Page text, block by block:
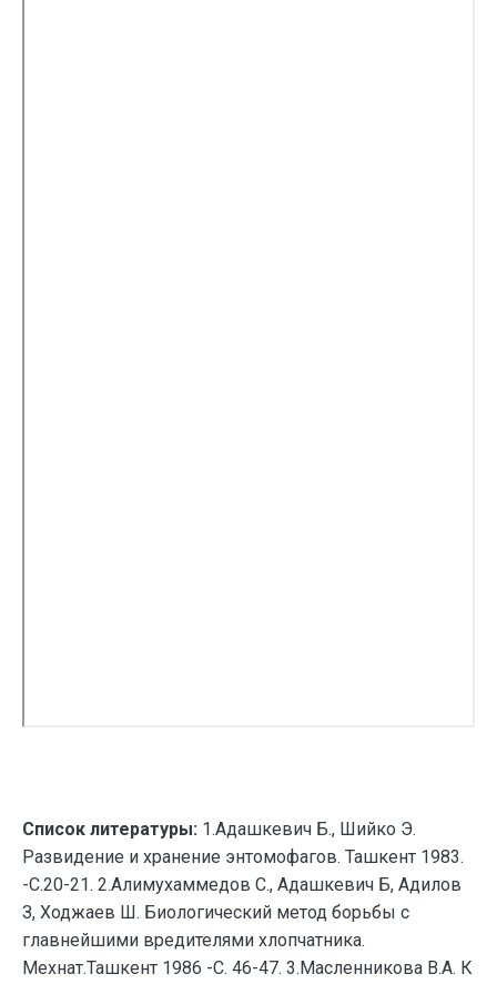
Список литературы: 1.Адашкевич Б., Шийко Э.
Развидение и хранение энтомофагов. Ташкент 1983.
-С.20-21. 2.Алимухаммедов С., Адашкевич Б, Адилов
З, Ходжаев Ш. Биологический метод борьбы с
главнейшими вредителями хлопчатника.
Мехнат.Ташкент 1986 -С. 46-47. 3.Масленникова В.А. К